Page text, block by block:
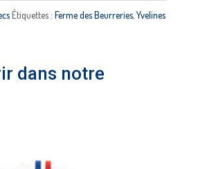
Étiquettes : Ferme des Beurreries,Yvelines
dans notre